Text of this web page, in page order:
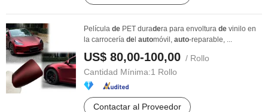
Película de PET duradera para envoltura de vinilo en
la carrocería de automóvil, auto-reparable, ...
US$ 80,00-100,00 / Rollo
Cantidad Mínima:1 Rollo
Contactar al Proveedor